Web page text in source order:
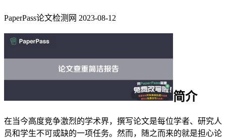
PaperPass论文检测网 2023-08-12
简介
在当今高度竞争激烈的学术界，撰写论文是每位学者、研究人
员和学生不可或缺的一项任务。然而，随之而来的就是担心论